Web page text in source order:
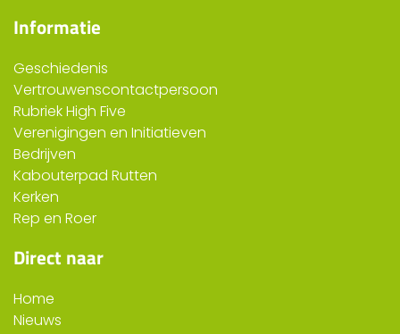
Informatie
Geschiedenis
Vertrouwenscontactpersoon
Rubriek High Five
Verenigingen en Initiatieven
Bedrijven
Kabouterpad Rutten
Kerken
Rep en Roer
Direct naar
Home
Nieuws